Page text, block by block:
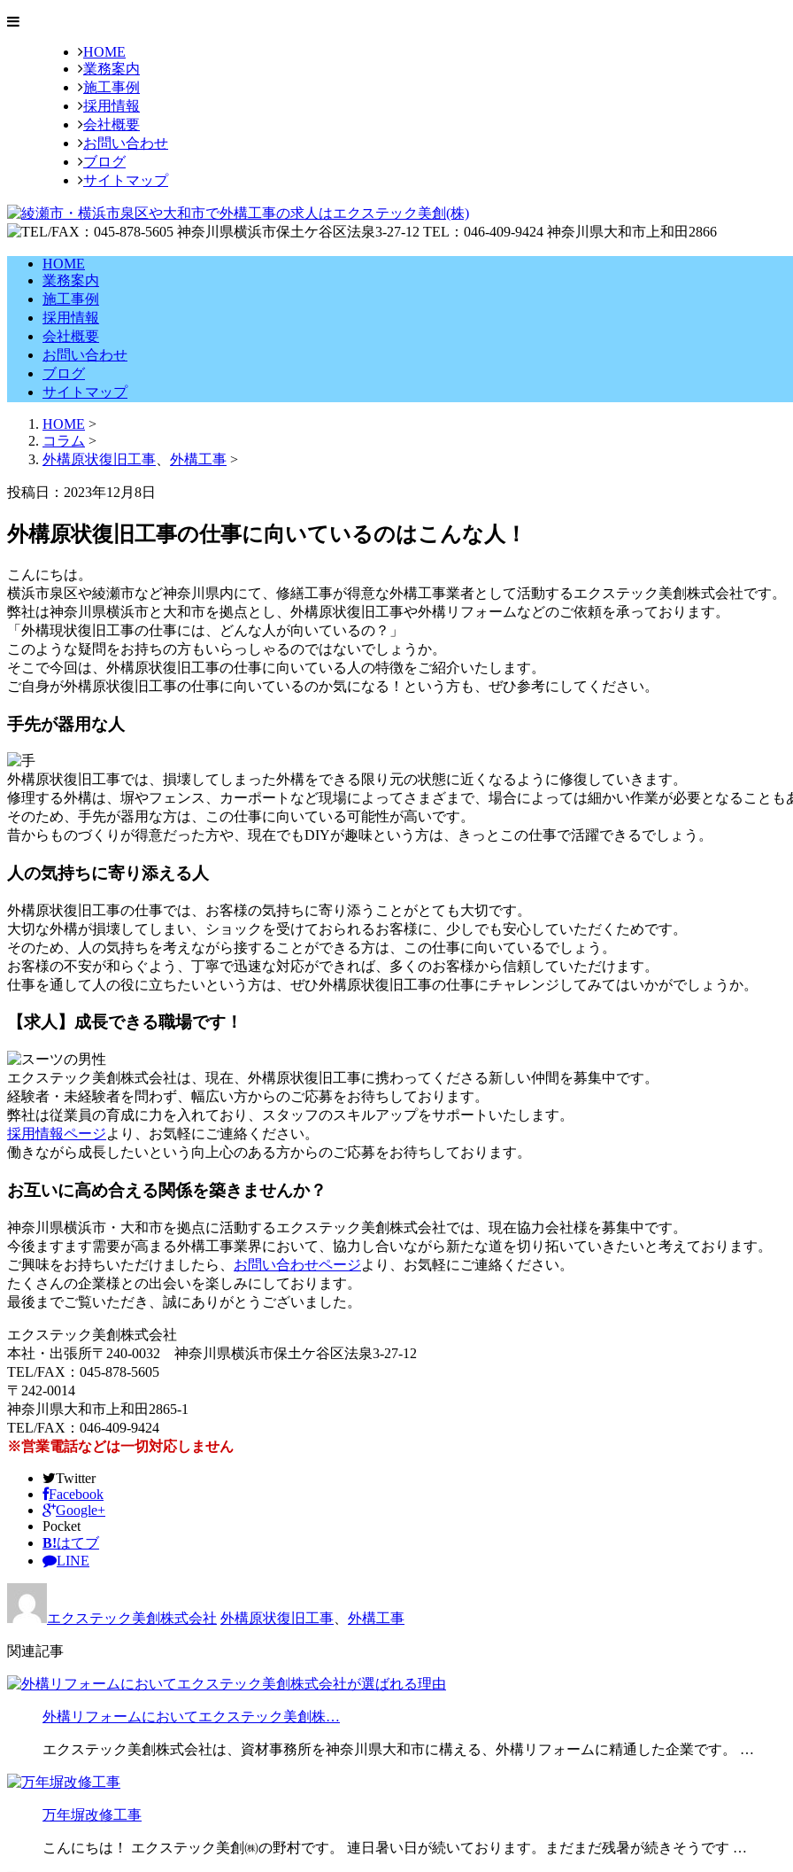
HOME
業務案内
施工事例
採用情報
会社概要
お問い合わせ
ブログ
サイトマップ
HOME
業務案内
施工事例
採用情報
会社概要
お問い合わせ
ブログ
サイトマップ
HOME >
コラム >
外構原状復旧工事
外構工事 >
投稿日：2023年12月8日
外構原状復旧工事の仕事に向いているのはこんな人！
こんにちは。
横浜市泉区や綾瀬市など神奈川県内にて、修繕工事が得意な外構工事業者として活動するエクステック美創株式会社です。
弊社は神奈川県横浜市と大和市を拠点とし、外構原状復旧工事や外構リフォームなどのご依頼を承っております。
「外構現状復旧工事の仕事には、どんな人が向いているの？」
このような疑問をお持ちの方もいらっしゃるのではないでしょうか。
そこで今回は、外構原状復旧工事の仕事に向いている人の特徴をご紹介いたします。
ご自身が外構原状復旧工事の仕事に向いているのか気になる！という方も、ぜひ参考にしてください。
手先が器用な人
外構原状復旧工事では、損壊してしまった外構をできる限り元の状態に近くなるように修復していきます。
修理する外構は、塀やフェンス、カーポートなど現場によってさまざまで、場合によっては細かい作業が必要となることも
そのため、手先が器用な方は、この仕事に向いている可能性が高いです。
昔からものづくりが得意だった方や、現在でもDIYが趣味という方は、きっとこの仕事で活躍できるでしょう。
人の気持ちに寄り添える人
外構原状復旧工事の仕事では、お客様の気持ちに寄り添うことがとても大切です。
大切な外構が損壊してしまい、ショックを受けておられるお客様に、少しでも安心していただくためです。
そのため、人の気持ちを考えながら接することができる方は、この仕事に向いているでしょう。
お客様の不安が和らぐよう、丁寧で迅速な対応ができれば、多くのお客様から信頼していただけます。
仕事を通して人の役に立ちたいという方は、ぜひ外構原状復旧工事の仕事にチャレンジしてみてはいかがでしょうか。
【求人】成長できる職場です！
エクステック美創株式会社は、現在、外構原状復旧工事に携わってくださる新しい仲間を募集中です。
経験者・未経験者を問わず、幅広い方からのご応募をお待ちしております。
弊社は従業員の育成に力を入れており、スタッフのスキルアップをサポートいたします。
採用情報ページより、お気軽にご連絡ください。
働きながら成長したいという向上心のある方からのご応募をお待ちしております。
お互いに高め合える関係を築きませんか？
神奈川県横浜市・大和市を拠点に活動するエクステック美創株式会社では、現在協力会社様を募集中です。
今後ますます需要が高まる外構工事業界において、協力し合いながら新たな道を切り拓いていきたいと考えております。
ご興味をお持ちいただけましたら、 お問い合わせページより、お気軽にご連絡ください。
たくさんの企業様との出会いを楽しみにしております。
最後までご覧いただき、誠にありがとうございました。
エクステック美創株式会社
本社・出張所〒240-0032 神奈川県横浜市保土ケ谷区法泉3-27-12
TEL/FAX：045-878-5605
〒242-0014
神奈川県大和市上和田2865-1
TEL/FAX：046-409-9424
※営業電話などは一切対応しません
Twitter
Facebook
Google+
Pocket
B!はてブ
LINE
エクステック美創株式会社 外構原状復旧工事 外構工事
関連記事
外構リフォームにおいてエクステック美創株…
エクステック美創株式会社は、資材事務所を神奈川県大和市に構える、外構リフォームに精通した企業です。 …
万年塀改修工事
こんにちは！ エクステック美創㈱の野村です。 連日暑い日が続いております。まだまだ残暑が続きそうです …